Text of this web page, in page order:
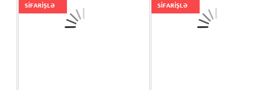
SİFARİŞLƏ SİFARİŞLƏ